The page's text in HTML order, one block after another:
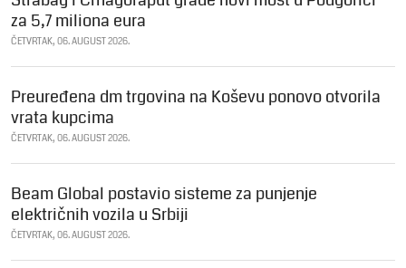
za 5,7 miliona eura
ČETVRTAK, 06. AUGUST 2026.
Preuređena dm trgovina na Koševu ponovo otvorila
vrata kupcima
ČETVRTAK, 06. AUGUST 2026.
Beam Global postavio sisteme za punjenje
električnih vozila u Srbiji
ČETVRTAK, 06. AUGUST 2026.